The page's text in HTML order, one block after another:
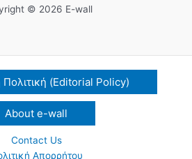
© 2026 E-wall
Πολιτική (Editorial Policy)
About e-wall
Contact Us
Απορρήτου